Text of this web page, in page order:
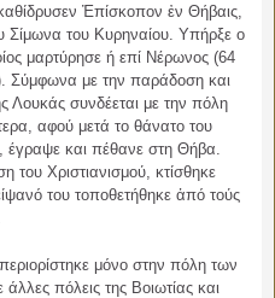
Ἐπίσκοπον ἐν Θήβαις,
Σίμωνα του Κυρηναίου. Υπήρξε ο
μαρτύρησε ή επί Νέρωνος (64
Σύμφωνα με την παράδοση και
Λουκάς συνδέεται με την πόλη
αφού μετά το θάνατο του
έγραψε και πέθανε στη Θήβα.
του Χριστιανισμού, κτίσθηκε
του τοποθετήθηκε ἀπό τούς
μόνο στην πόλη των
πόλεις της Βοιωτίας και